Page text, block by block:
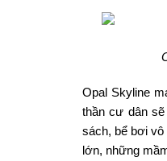
Opal Skyline
thần cư dân
sách, bể bơi
lớn, những